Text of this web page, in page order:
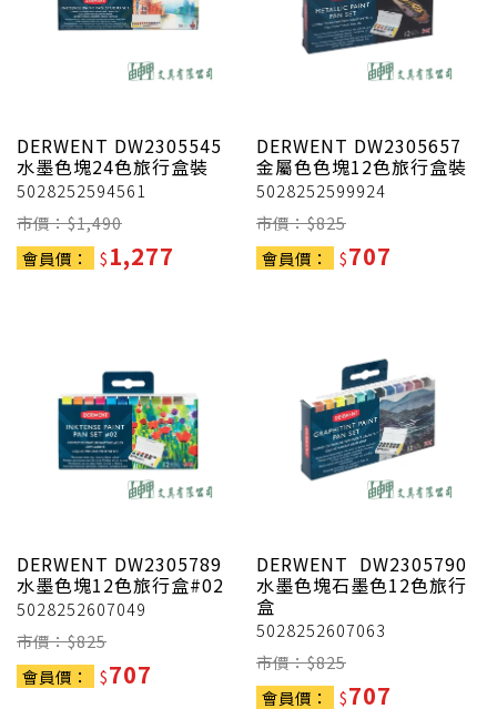
DERWENT DW2305545
水墨色塊24色旅行盒裝
5028252594561
市價：$1,490
會員價：
$1,277
DERWENT DW2305657
金屬色色塊12色旅行盒裝
5028252599924
市價：$825
會員價：
$707
DERWENT DW2305789
水墨色塊12色旅行盒#02
5028252607049
市價：$825
會員價：
$707
DERWENT DW2305790
水墨色塊石墨色12色旅行
盒
5028252607063
市價：$825
會員價：
$707